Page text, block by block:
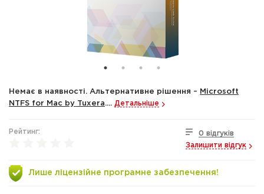
Немає в наявності. Альтернативне рішення –
Microsoft
NTFS for Mac by Tuxera.... Детальніше
Рейтинг:
0 відгуків
Залишити відгук
Лише ліцензійне програмне забезпечення!